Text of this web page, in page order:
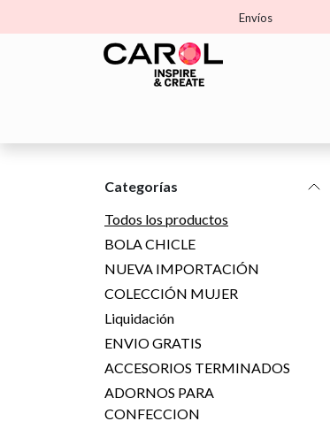
Envíos
Categorías
Todos los productos
BOLA CHICLE
NUEVA IMPORTACIÓN
COLECCIÓN MUJER
Liquidación
ENVIO GRATIS
ACCESORIOS TERMINADOS
ADORNOS PARA
CONFECCION